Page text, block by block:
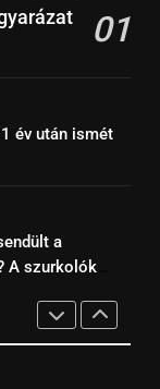
ma
Premier
a Spíler1 TV-
ma este –
TV élőben
01
év után ismét
a
A szurkolók
Velencei-tavon
is!
hogy ne
dolgozol